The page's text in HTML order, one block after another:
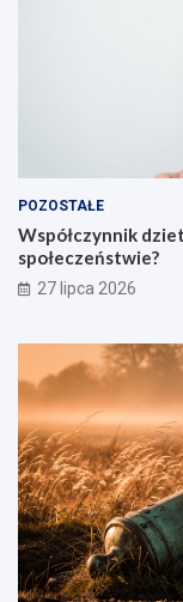
POZOSTAŁE
Współczynnik
społeczeństwie?
27 lipca 2026